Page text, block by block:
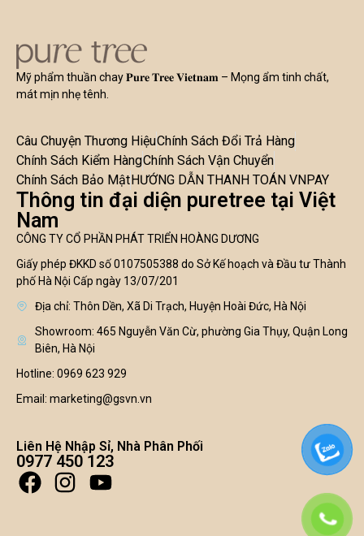
Mỹ phẩm thuần chay 𝐏𝐮𝐫𝐞 𝐓𝐫𝐞𝐞 𝐕𝐢𝐞𝐭𝐧𝐚𝐦 – Mọng ẩm tinh chất,
mát mịn nhẹ tênh.
Câu Chuyện Thương HiệuChính Sách Đổi Trả Hàng
Chính Sách Kiểm HàngChính Sách Vận Chuyển
Chính Sách Bảo MậtHƯỚNG DẪN THANH TOÁN VNPAY
Thông tin đại diện puretree tại Việt
Nam
CÔNG TY CỔ PHẦN PHÁT TRIỂN HOÀNG DƯƠNG
Giấy phép ĐKKD số 0107505388 do Sở Kế hoạch và Đầu tư Thành
phố Hà Nội Cấp ngày 13/07/201
Địa chỉ: Thôn Dền, Xã Di Trạch, Huyện Hoài Đức, Hà Nội
Showroom: 465 Nguyễn Văn Cừ, phường Gia Thụy, Quận Long
Biên, Hà Nội
Hotline: 0969 623 929
Email: marketing@gsvn.vn
Liên Hệ Nhập Sỉ, Nhà Phân Phối
0977 450 123